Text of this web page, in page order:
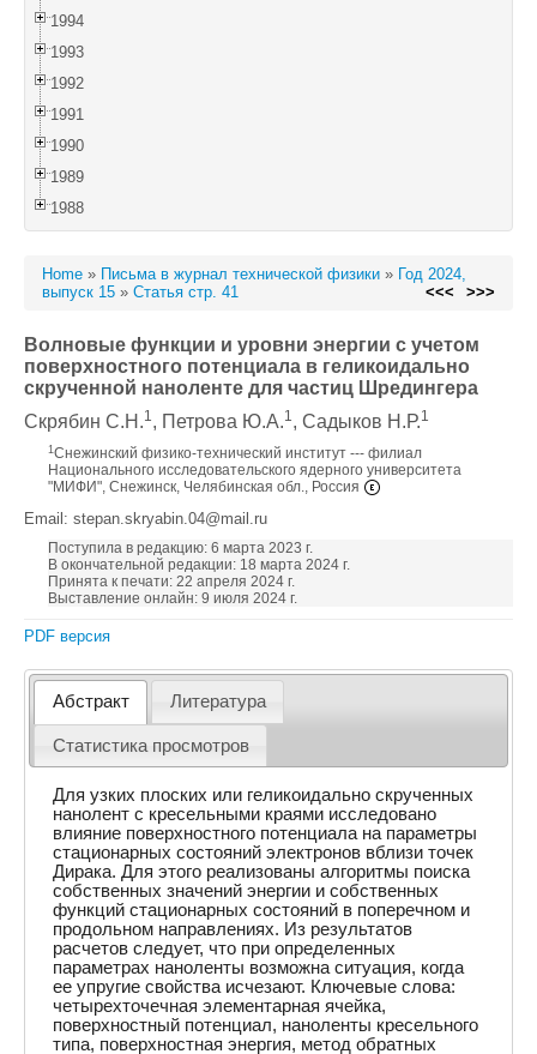
1994
1993
1992
1991
1990
1989
1988
Home » Письма в журнал технической физики » Год 2024,
выпуск 15 » Статья стр. 41 <<< >>>
Волновые функции и уровни энергии с учетом
поверхностного потенциала в геликоидально
скрученной наноленте для частиц Шредингера
Скрябин С.Н.1, Петрова Ю.А.1, Садыков Н.Р.1
1 Снежинский физико-технический институт --- филиал
Национального исследовательского ядерного университета
"МИФИ", Снежинск, Челябинская обл., Россия
Email: stepan.skryabin.04@mail.ru
Поступила в редакцию: 6 марта 2023 г.
В окончательной редакции: 18 марта 2024 г.
Принята к печати: 22 апреля 2024 г.
Выставление онлайн: 9 июля 2024 г.
PDF версия
Абстракт Литература
Статистика просмотров
Для узких плоских или геликоидально скрученных
нанолент с кресельными краями исследовано
влияние поверхностного потенциала на параметры
стационарных состояний электронов вблизи точек
Дирака. Для этого реализованы алгоритмы поиска
собственных значений энергии и собственных
функций стационарных состояний в поперечном и
продольном направлениях. Из результатов
расчетов следует, что при определенных
параметрах наноленты возможна ситуация, когда
ее упругие свойства исчезают. Ключевые слова:
четырехточечная элементарная ячейка,
поверхностный потенциал, наноленты кресельного
типа, поверхностная энергия, метод обратных